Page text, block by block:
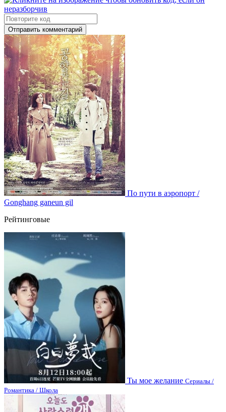
Отправить комментарий
По пути в аэропорт /
Gonghang ganeun gil
Рейтинговые
Ты мое желание Сериалы /
Романтика / Школа